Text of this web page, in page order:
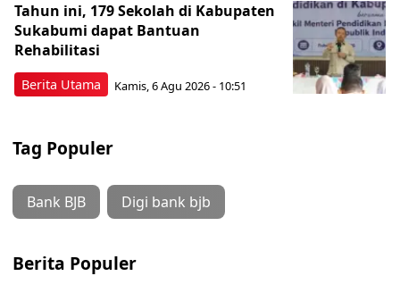
Berita Utama
Tahun ini, 179 Sekolah di Kabupaten
Sukabumi dapat Bantuan
Rehabilitasi
Kamis, 6 Agu 2026 - 10:51
Tag Populer
Bank BJB Digi bank bjb
Berita Populer